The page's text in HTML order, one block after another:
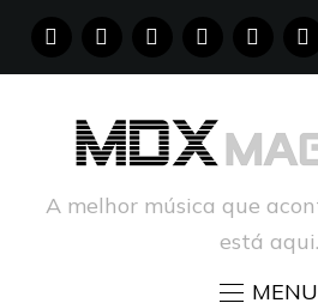
FACEBOOKINSTAGRAM
YOUTUBE
A melhor música que
está aqui.
MENU